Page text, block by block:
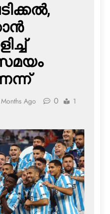
Ago 0
1